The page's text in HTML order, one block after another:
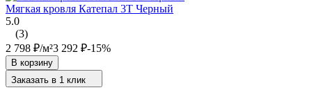
Мягкая кровля Катепал 3T Черный
5.0
(3)
2 798 ₽/м²3 292 ₽-15%
В корзину
Заказать в 1 клик